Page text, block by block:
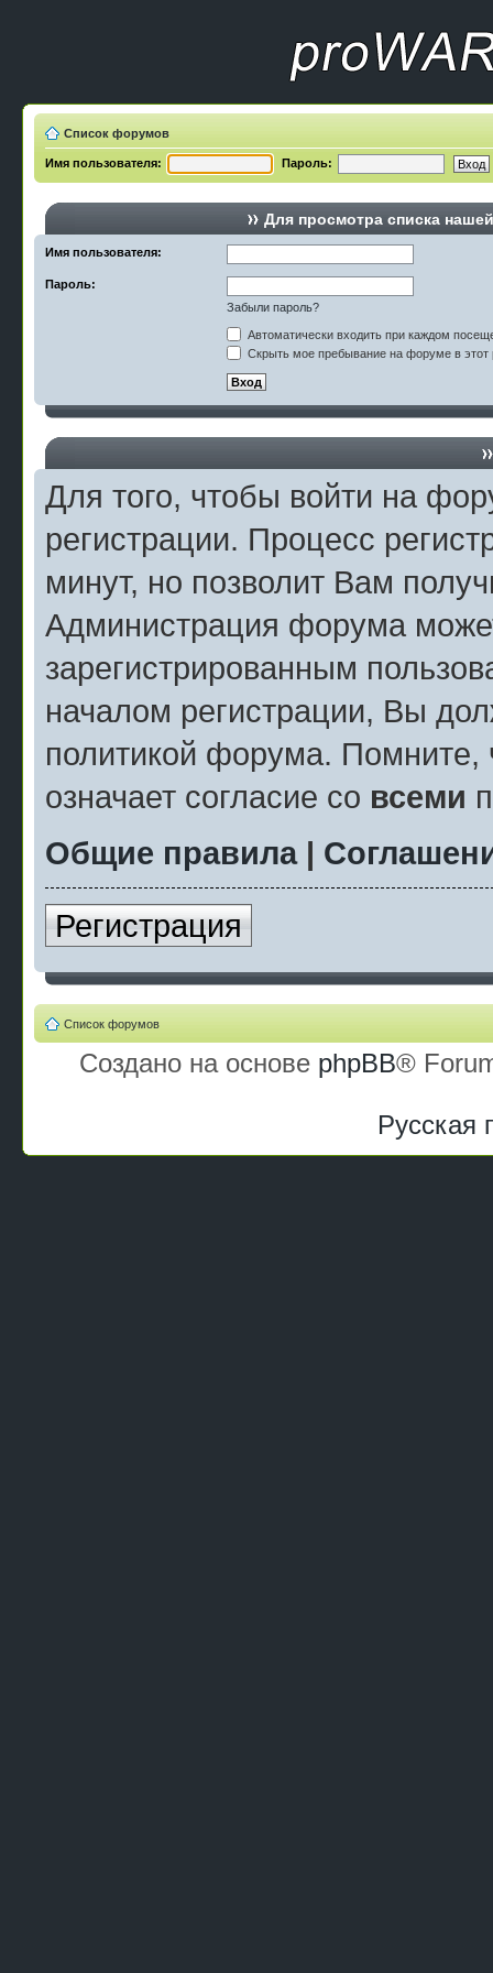
Список форумов
Имя пользователя: Пароль:
Для просмотра списка
Имя пользователя:
Пароль:
Забыли пароль?
Автоматически входить при каждом
Скрыть мое пребывание на форуме в этот
Для того, чтобы войти на
регистрации. Процесс
минут, но позволит Вам
Администрация форума
зарегистрированным
началом регистрации, Вы
политикой форума.
означает согласие со всеми
Общие правила|
Регистрация
Список форумов
Создано на основе phpBB®
Русская